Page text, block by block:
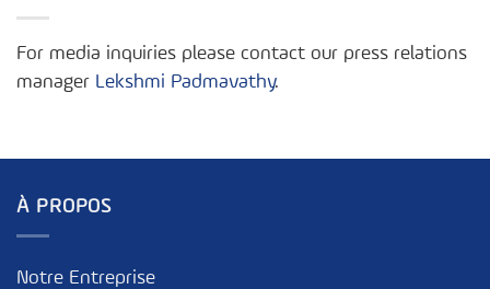
For media inquiries please contact our press relations
manager Lekshmi Padmavathy.
À PROPOS
Notre Entreprise